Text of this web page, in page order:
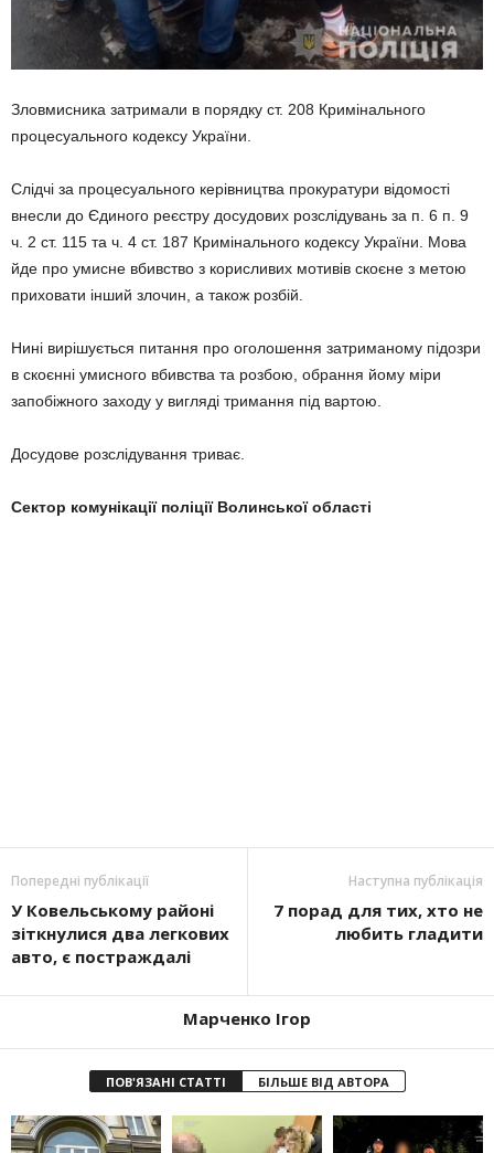
Зловмисника затримали в порядку ст. 208 Кримінального
процесуального кодексу України.
Слідчі за процесуального керівництва прокуратури відомості
внесли до Єдиного реєстру досудових розслідувань за п. 6 п. 9
ч. 2 ст. 115 та ч. 4 ст. 187 Кримінального кодексу України. Мова
йде про умисне вбивство з корисливих мотивів скоєне з метою
приховати інший злочин, а також розбій.
Нині вирішується питання про оголошення затриманому підозри
в скоєнні умисного вбивства та розбою, обрання йому міри
запобіжного заходу у вигляді тримання під вартою.
Досудове розслідування триває.
Сектор комунікації поліції Волинської області
Попередні публікації
У Ковельському районі
зіткнулися два легкових
авто, є постраждалі
Наступна публікація
7 порад для тих, хто не
любить гладити
Марченко Ігор
ПОВ'ЯЗАНІ СТАТТІ БІЛЬШЕ ВІД АВТОРА